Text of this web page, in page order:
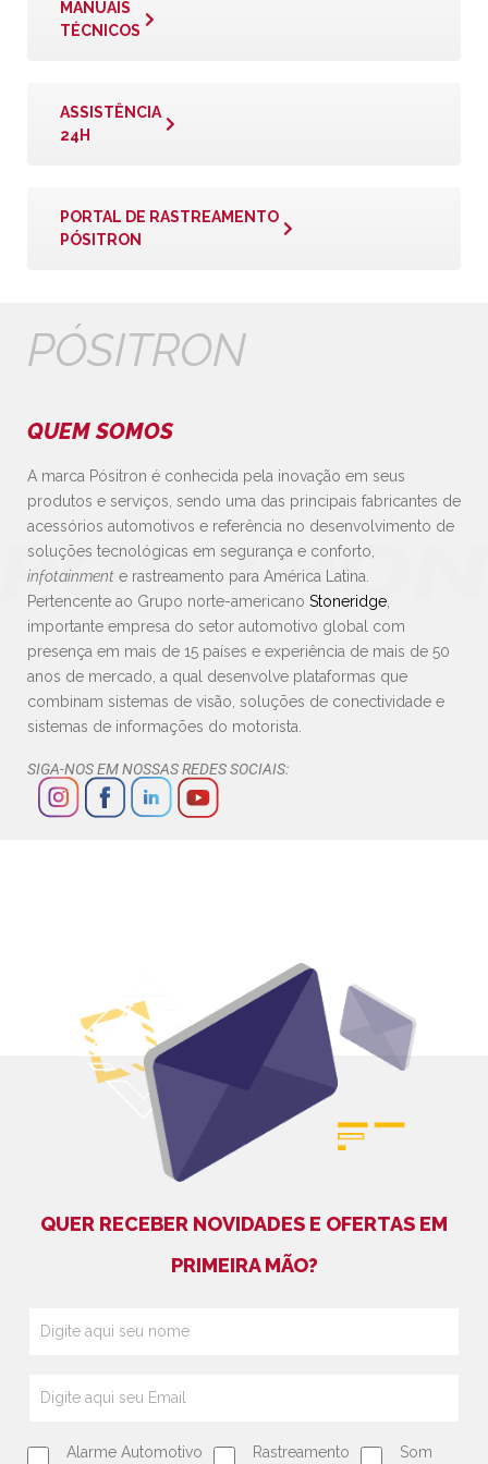
MANUAIS
TÉCNICOS
ASSISTÊNCIA
24H
PORTAL DE RASTREAMENTO
PÓSITRON
PÓSITRON
QUEM SOMOS
A marca Pósitron é conhecida pela inovação em seus
produtos e serviços, sendo uma das principais fabricantes de
acessórios automotivos e referência no desenvolvimento de
soluções tecnológicas em segurança e conforto,
infotainment e rastreamento para América Latina.
Pertencente ao Grupo norte-americano Stoneridge
importante empresa do setor automotivo global com
presença em mais de 15 países e experiência de mais de 50
anos de mercado, a qual desenvolve plataformas que
combinam sistemas de visão, soluções de conectividade e
sistemas de informações do motorista.
SIGA-NOS EM NOSSAS REDES SOCIAIS:
QUER RECEBER NOVIDADES E OFERTAS EM
PRIMEIRA MÃO?
Alarme Automotivo Rastreamento Som